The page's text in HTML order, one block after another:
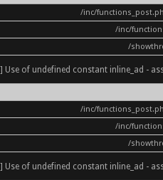
/inc/
/inc/
/
Use of undefined constant inline_ad -
/inc/
/inc/
/
Use of undefined constant inline_ad -